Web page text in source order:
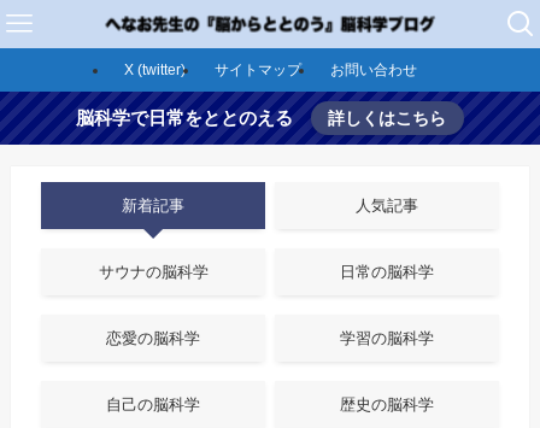
X (twitter) サイトマップ お問い合わせ
脳科学で日常をととのえる 詳しくはこちら
新着記事 人気記事
サウナの脳科学 日常の脳科学
恋愛の脳科学 学習の脳科学
自己の脳科学 歴史の脳科学